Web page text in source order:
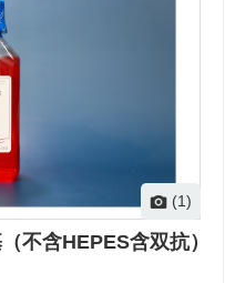
(1)
不含HEPES含双抗）